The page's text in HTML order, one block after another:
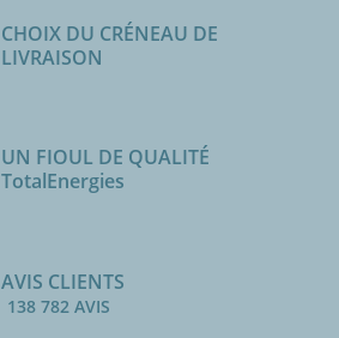
CHOIX DU CRÉNEAU DE
LIVRAISON
UN FIOUL DE QUALITÉ
TotalEnergies
AVIS CLIENTS
138 782 AVIS